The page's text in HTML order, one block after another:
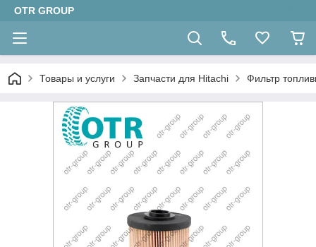
OTR GROUP
Товары и услуги Запчасти для Hitachi Фильтр